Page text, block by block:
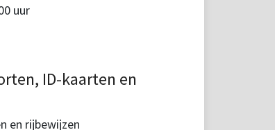
uur
ID-kaarten en
en rijbewijzen